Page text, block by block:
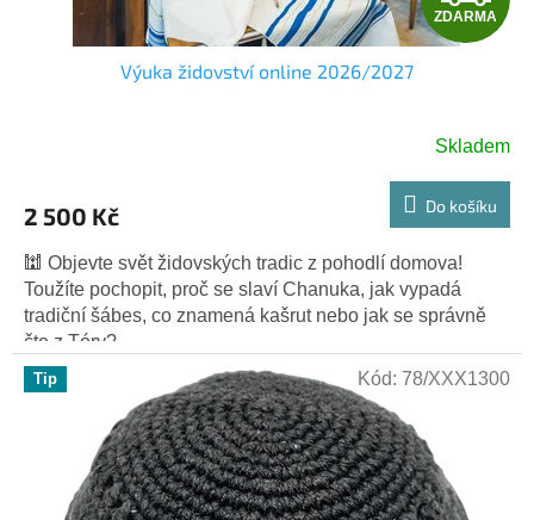
D
R
M
A
ZDARMA
Výuka židovství online 2026/2027
Skladem
2 500 Kč Do košíku
🕍 Objevte svět židovských tradic z pohodlí domova!
Toužíte pochopit, proč se slaví Chanuka, jak vypadá
tradiční šábes, co znamená kašrut nebo jak se správně
čte z Tóry?...
Tip Kód: 78/XXX1300